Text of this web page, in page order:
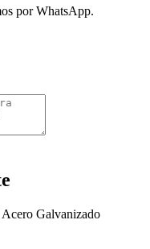
por WhatsApp.
Galvanizado